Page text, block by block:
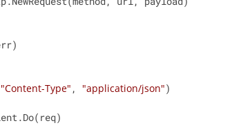
"Content-Type" , "application/json")